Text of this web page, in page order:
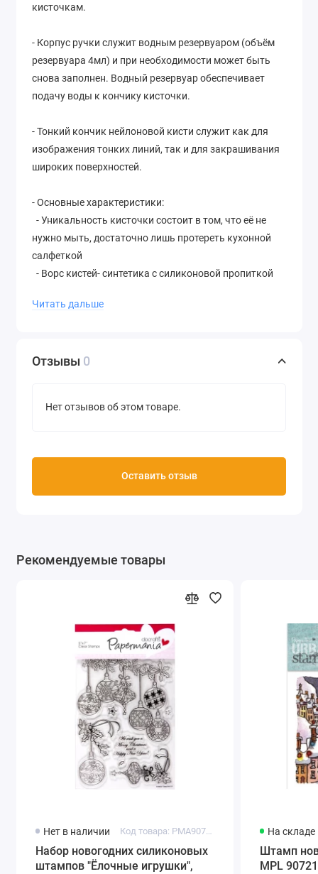
кисточкам.
- Корпус ручки служит водным резервуаром (объём
резервуара 4мл) и при необходимости может быть
снова заполнен. Водный резервуар обеспечивает
подачу воды к кончику кисточки.
-Тонкий кончик нейлоновой кисти служит как для
изображения тонких линий, так и для закрашивания
широких поверхностей.
- Основные характеристики:
- Уникальность кисточки состоит в том, что её не
нужно мыть, достаточно лишь протереть кухонной
салфеткой
- Ворс кистей- синтетика с силиконовой пропиткой
его нужно снова заполнить водой
Читать дальше
Отзывы 0
Нет отзывов об этом товаре.
Оставить отзыв
Рекомендуемые товары
Нет в наличии Код товара: PMA907922
Набор новогодних силиконовых
штампов "Ёлочные игрушки",
На складе
Штамп
MPL